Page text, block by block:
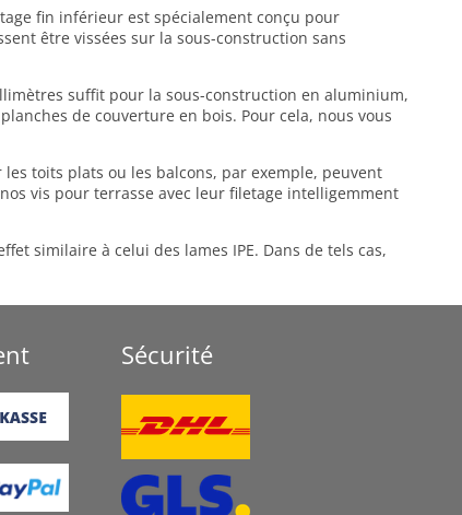
fin inférieur est spécialement conçu pour
être vissées sur la sous-construction sans
suffit pour la sous-construction en aluminium,
de couverture en bois. Pour cela, nous vous
toits plats ou les balcons, par exemple, peuvent
vis pour terrasse avec leur filetage intelligemment
similaire à celui des lames IPE. Dans de tels cas,
Sécurité